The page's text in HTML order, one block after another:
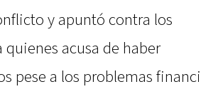
y apuntó contra los
quienes acusa de haber
pese a los problemas